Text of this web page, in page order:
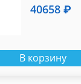
40658 ₽
В корзину